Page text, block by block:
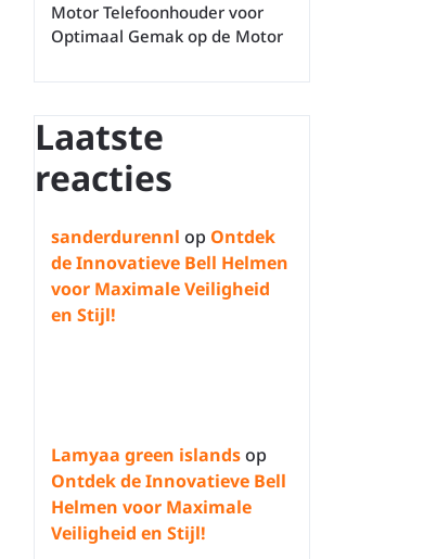
Motor Telefoonhouder voor
Optimaal Gemak op de Motor
Laatste
reacties
sanderdurennl op Ontdek
de Innovatieve Bell Helmen
voor Maximale Veiligheid
en Stijl!
Lamyaa green islandsop
Ontdek de Innovatieve Bell
Helmen voor Maximale
Veiligheid en Stijl!